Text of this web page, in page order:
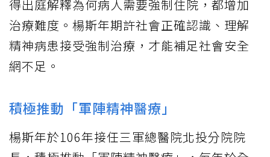
得出庭解釋為何病人需要強制住院，都增加
治療難度。楊斯年期許社會正確認識、理解
精神病患接受強制治療，才能補足社會安全
網不足。
積極推動「軍陣精神醫療」
楊斯年於106年接任三軍總醫院北投分院院